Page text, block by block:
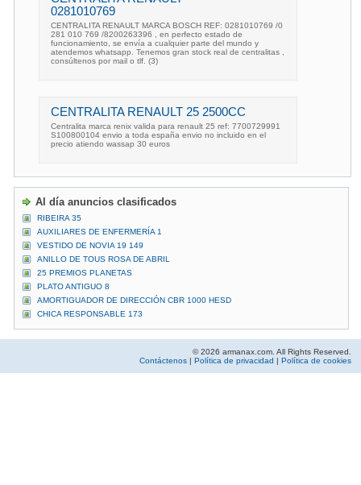
0281010769
CENTRALITA RENAULT MARCA BOSCH REF: 0281010769 /0
281 010 769 /8200263396 , en perfecto estado de
funcionamiento, se envía a cualquier parte del mundo y
atendemos whatsapp. Tenemos gran stock real de centralitas ,
consúltenos por mail o tlf. (3)
CENTRALITA RENAULT 25 2500CC
Centralita marca renix valida para renault 25 ref: 7700729991
S100800104 envio a toda españa envio no incluido en el
precio atiendo wassap 30 euros
Al día anuncios clasificados
RIBEIRA 35
AUXILIARES DE ENFERMERÍA 1
VESTIDO DE NOVIA 19 149
ANILLO DE TOUS ROSA DE ABRIL
25 PREMIOS PLANETAS
PLATO ANTIGUO 8
AMORTIGUADOR DE DIRECCIÓN CBR 1000 HESD
CHICA RESPONSABLE 173
© 2026 armanax.com. All Rights Reserved.
Contáctenos | Política de privacidad | Política de cookies